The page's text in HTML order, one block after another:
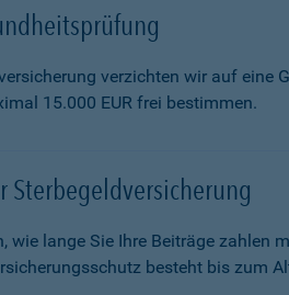
verzichten wir auf
15.000 EUR frei bestimmen.
Sterbegeldversicherung
wie lange Sie Ihre Beiträge
besteht bis zum